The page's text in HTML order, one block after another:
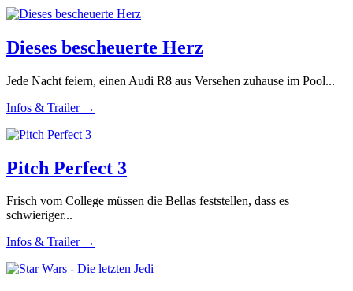
Dieses bescheuerte Herz
Jede Nacht feiern, einen Audi R8 aus Versehen zuhause im Pool...
Infos & Trailer →
Pitch Perfect 3
Frisch vom College müssen die Bellas feststellen, dass es
schwieriger...
Infos & Trailer →